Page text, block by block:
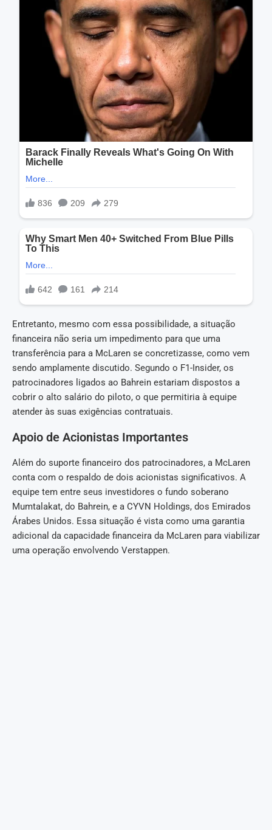
Entretanto, mesmo com essa possibilidade, a situação
financeira não seria um impedimento para que uma
transferência para a McLaren se concretizasse, como vem
sendo amplamente discutido. Segundo o F1-Insider, os
patrocinadores ligados ao Bahrein estariam dispostos a
cobrir o alto salário do piloto, o que permitiria à equipe
atender às suas exigências contratuais.
Apoio de Acionistas Importantes
Além do suporte financeiro dos patrocinadores, a McLaren
conta com o respaldo de dois acionistas significativos. A
equipe tem entre seus investidores o fundo soberano
Mumtalakat, do Bahrein, e a CYVN Holdings, dos Emirados
Árabes Unidos. Essa situação é vista como uma garantia
adicional da capacidade financeira da McLaren para viabilizar
uma operação envolvendo Verstappen.